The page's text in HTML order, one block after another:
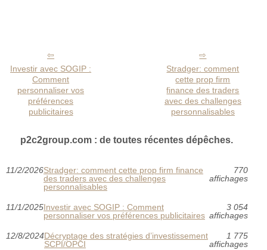
Investir avec SOGIP :
Comment
personnaliser vos
préférences
publicitaires
Stradger: comment
cette prop firm
finance des traders
avec des challenges
personnalisables
p2c2group.com : de toutes récentes dépêches.
11/2/2026Stradger: comment cette prop firm finance
des traders avec des challenges
personnalisables
770
affichages
11/1/2025Investir avec SOGIP : Comment
personnaliser vos préférences publicitaires
3 054
affichages
12/8/2024Décryptage des stratégies d’investissement
SCPI/OPCI
1 775
affichages